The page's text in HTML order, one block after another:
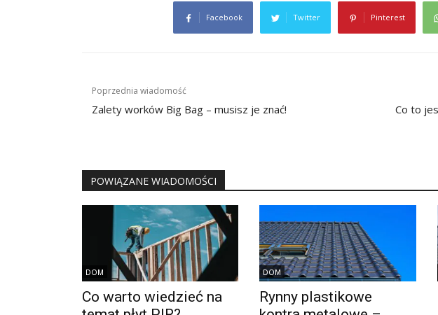
Facebook Twitter Pinterest
Nawigacja
wpisu
Poprzednia wiadomość
Zalety worków Big Bag – musisz je znać! Co to
POWIĄZANE WIADOMOŚCI
DOM
Co warto wiedzieć na
DOM
Rynny plastikowe